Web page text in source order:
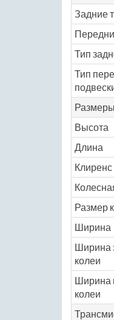
Задние
Тип
Тип
Высота
Длина
Клиренс
Размер
Ширина
Ширина
колеи
Ширина
колеи